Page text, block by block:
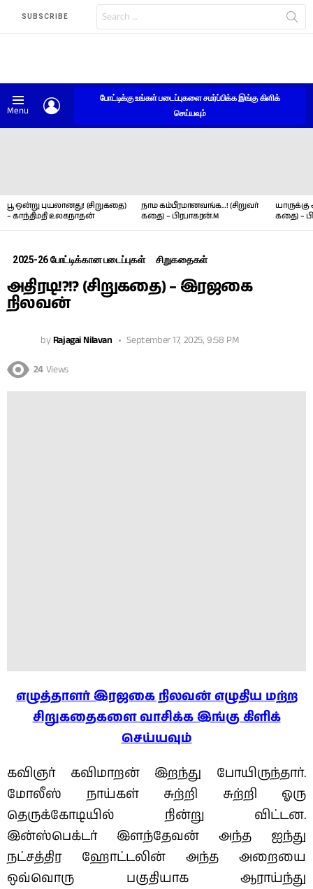
SUBSCRIBE
for:
Menu
போட்டிக்கு உங்கள் படைப்புகளை சமர்ப்பிக்க இங்கு கிளிக்
செய்யவும்
பூ ஒன்று புயலானது! (சிறுகதை)
– காந்திமதி உலகநாதன்
நாம கம்பீரமானவங்க…! (சிறுவர்
கதை) – பிரபாகரன்.M
யாருக்கு
கதை) –
2025-26 போட்டிக்கான படைப்புகள் சிறுகதைகள்
அதிரடி!?!? (சிறுகதை) – இரஜகை
நிலவன்
byRajagai Nilavan September 17, 2025, 9:58 PM
24 Views
எழுத்தாளர் இரஜகை நிலவன்எழுதிய மற்ற
சிறுகதைகளை வாசிக்க இங்கு கிளிக்
செய்யவும்
கவிஞர் கவிமாறன் இறந்து போயிருந்தார்.
மோலீஸ் நாய்கள் சுற்றி சுற்றி ஓரு
தெருக்கோடியில் நின்று விட்டன.
இன்ஸ்பெக்டர் இளந்தேவன் அந்த ஐந்து
நட்சத்திர ஹோட்டலின் அந்த அறையை
ஒவ்வொரு பகுதியாக ஆராய்ந்து